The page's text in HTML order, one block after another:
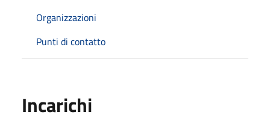
Organizzazioni
Punti di contatto
Incarichi